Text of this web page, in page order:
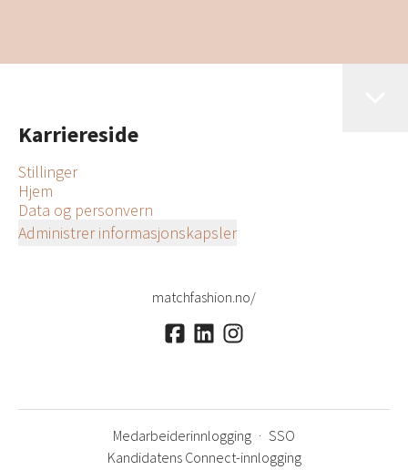
Karriereside
Stillinger
Hjem
Data og personvern
Administrer informasjonskapsler
matchfashion.no/
Medarbeiderinnlogging · SSO
Kandidatens Connect-innlogging